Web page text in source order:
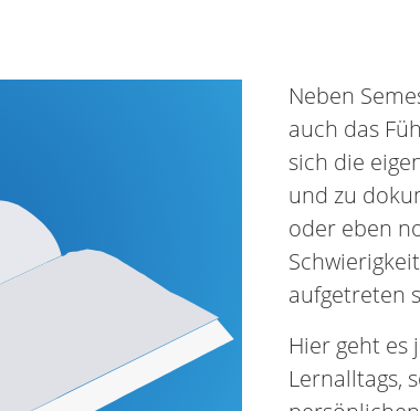
Neben
auch das
sich die
und zu
oder eben
aufgetreten
Hier geht
Lernalltags,